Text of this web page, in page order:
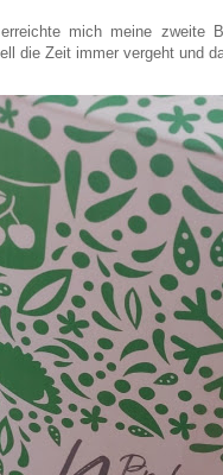
mich meine zweite
die Zeit immer vergeht und